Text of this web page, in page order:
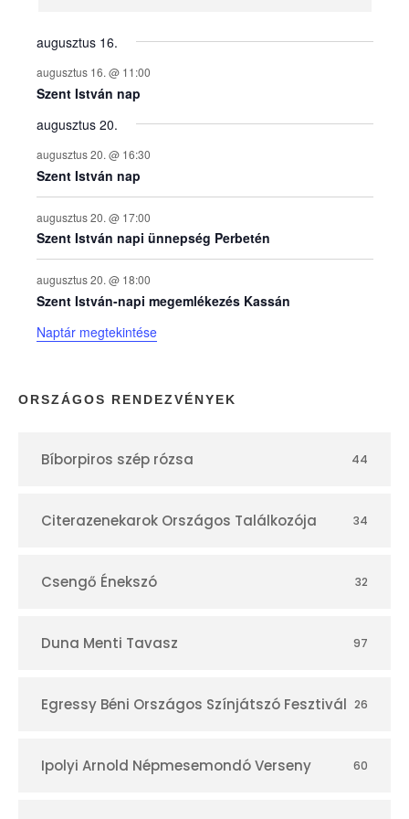
n
y
e
k
n
a
p
t
r
augusztus 16.
augusztus 16. @ 11:00
Szent István nap
augusztus 20.
augusztus 20. @ 16:30
Szent István nap
augusztus 20. @ 17:00
Szent István napi ünnepség Perbetén
augusztus 20. @ 18:00
Szent István-napi megemlékezés Kassán
Naptár megtekintése
ORSZÁGOS RENDEZVÉNYEK
Bíborpiros szép rózsa 44
Citerazenekarok Országos Találkozója 34
Csengő Énekszó 32
Duna Menti Tavasz 97
Egressy Béni Országos Színjátszó Fesztivál 26
Ipolyi Arnold Népmesemondó Verseny 60